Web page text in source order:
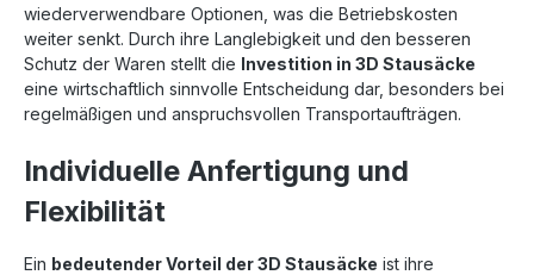
wiederverwendbare Optionen, was die Betriebskosten
weiter senkt. Durch ihre Langlebigkeit und den besseren
Schutz der Waren stellt die Investition in 3D Stausäcke
eine wirtschaftlich sinnvolle Entscheidung dar, besonders bei
regelmäßigen und anspruchsvollen Transportaufträgen.
Individuelle Anfertigung und
Flexibilität
Ein bedeutender Vorteil der 3D Stausäcke ist ihre